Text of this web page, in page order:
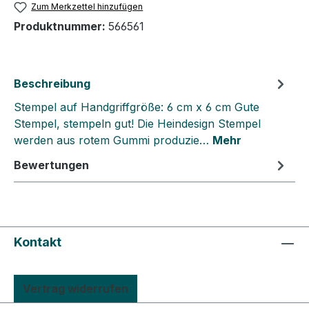
Zum Merkzettel hinzufügen
Produktnummer: 566561
Beschreibung
Stempel auf Handgriffgröße: 6 cm x 6 cm Gute
Stempel, stempeln gut! Die Heindesign Stempel
werden aus rotem Gummi produzie… Mehr
Bewertungen
Kontakt
Vertrag widerrufen